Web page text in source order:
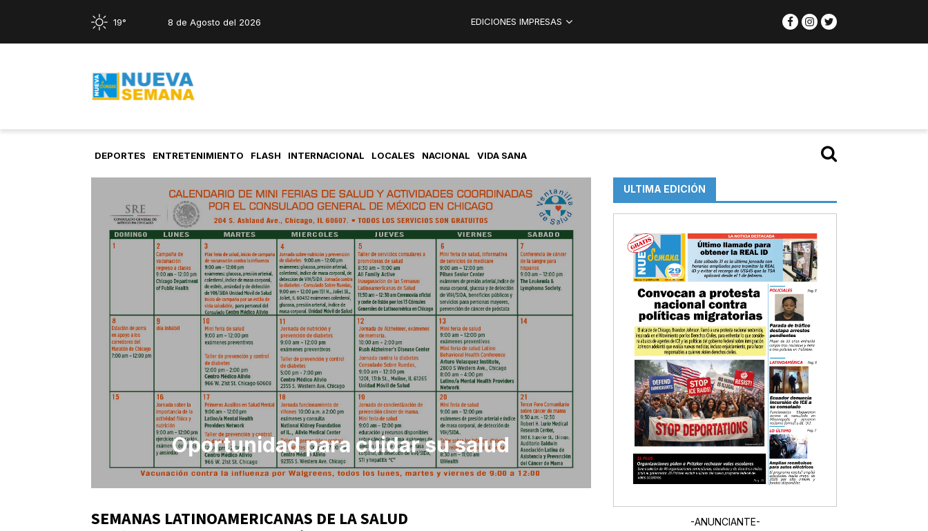
19° 8 de Agosto del 2026 EDICIONES IMPRESAS
DEPORTES ENTRETENIMIENTO FLASH INTERNACIONAL LOCALES NACIONAL VIDA SANA
Oportunidad para cuidar su salud
SEMANAS LATINOAMERICANAS DE LA SALUD
ULTIMA EDICIÓN
-ANUNCIANTE-